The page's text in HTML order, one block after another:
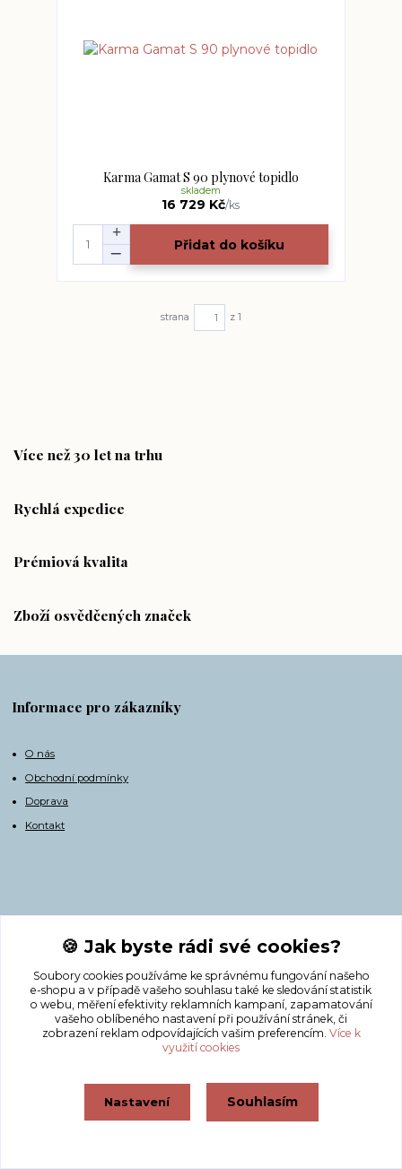
Karma Gamat S 90 plynové topidlo
16 729 Kč/ks
skladem
Přidat do košíku
strana z 1
Více než 30 let na trhu
Rychlá expedice
Prémiová kvalita
Zboží osvědčených značek
Informace pro zákazníky
O nás
Obchodní podmínky
Doprava
Kontakt
Kontakty
🍪 Jak byste rádi své cookies?
Soubory cookies používáme ke správnému fungování našeho
e-shopu a v případě vašeho souhlasu také ke sledování statistik
o webu, měření efektivity reklamních kampaní, zapamatování
vašeho oblíbeného nastavení při používání stránek, či
zobrazení reklam odpovídajících vašim preferencím. Více k
využití cookies
Nastavení Souhlasím